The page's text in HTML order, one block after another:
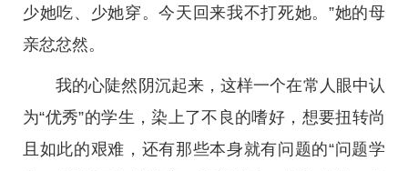
少她吃、少她穿。今天回来我不打死她。”她的母
亲忿忿然。
我的心陡然阴沉起来，这样一个在常人眼中认
为“优秀”的学生，染上了不良的嗜好，想要扭转尚
且如此的艰难，还有那些本身就有问题的“问题学